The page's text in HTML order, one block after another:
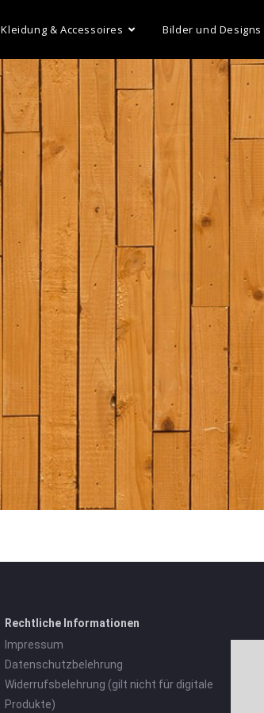
Kleidung & Accessoires Bilder und Designs
Rechtliche Informationen
Impressum
Datenschutzbelehrung
Widerrufsbelehrung (gilt nicht für digitale
Produkte)